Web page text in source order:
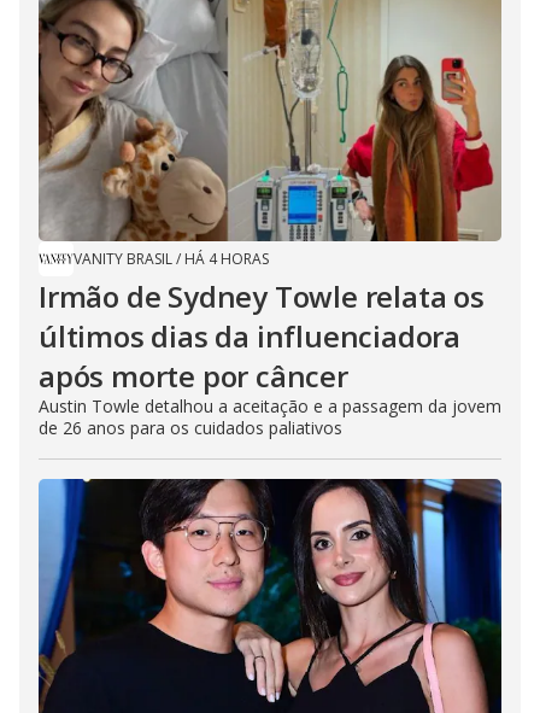
VANITY BRASIL/ HÁ 4 HORAS
Irmão de Sydney Towle relata os
últimos dias da influenciadora
após morte por câncer
Austin Towle detalhou a aceitação e a passagem da jovem
de 26 anos para os cuidados paliativos